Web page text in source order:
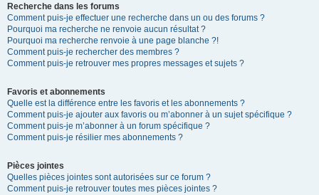
Recherche dans les forums
Comment puis-je effectuer une recherche dans un ou des forums ?
Pourquoi ma recherche ne renvoie aucun résultat ?
Pourquoi ma recherche renvoie à une page blanche ?!
Comment puis-je rechercher des membres ?
Comment puis-je retrouver mes propres messages et sujets ?
Favoris et abonnements
Quelle est la différence entre les favoris et les abonnements ?
Comment puis-je ajouter aux favoris ou m’abonner à un sujet spécifique ?
Comment puis-je m’abonner à un forum spécifique ?
Comment puis-je résilier mes abonnements ?
Pièces jointes
Quelles pièces jointes sont autorisées sur ce forum ?
Comment puis-je retrouver toutes mes pièces jointes ?